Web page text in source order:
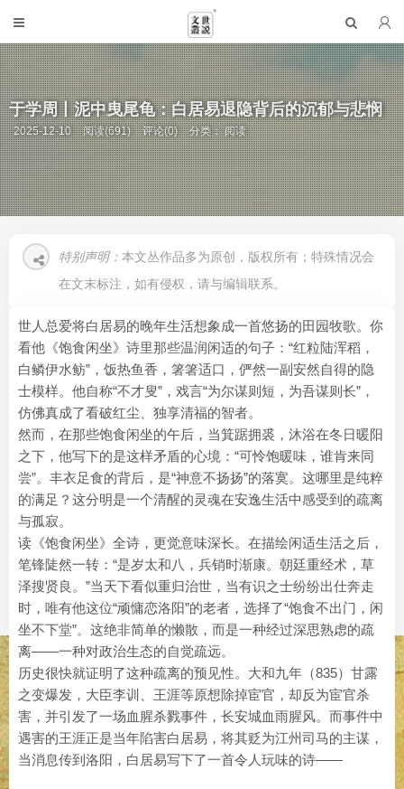
于学周丨泥中曳尾龟：白居易退隐背后的沉郁与悲悯
2025-12-10 阅读(691) 评论(0) 分类：阅读
特别声明： 本文丛作品多为原创，版权所有；特殊情况会
在文末标注，如有侵权，请与编辑联系。
世人总爱将白居易的晚年生活想象成一首悠扬的田园牧歌。你
看他《饱食闲坐》诗里那些温润闲适的句子：“红粒陆浑稻，
白鳞伊水鲂”，饭热鱼香，箸箸适口，俨然一副安然自得的隐
士模样。他自称“不才叟”，戏言“为尔谋则短，为吾谋则长”，
仿佛真成了看破红尘、独享清福的智者。
然而，在那些饱食闲坐的午后，当箕踞拥裘，沐浴在冬日暖阳
之下，他写下的是这样矛盾的心境：“可怜饱暖味，谁肯来同
尝”。丰衣足食的背后，是“神意不扬扬”的落寞。这哪里是纯粹
的满足？这分明是一个清醒的灵魂在安逸生活中感受到的疏离
与孤寂。
读《饱食闲坐》全诗，更觉意味深长。在描绘闲适生活之后，
笔锋陡然一转：“是岁太和八，兵销时渐康。朝廷重经术，草
泽搜贤良。”当天下看似重归治世，当有识之士纷纷出仕奔走
时，唯有他这位“顽慵恋洛阳”的老者，选择了“饱食不出门，闲
坐不下堂”。这绝非简单的懒散，而是一种经过深思熟虑的疏
离——一种对政治生态的自觉疏远。
历史很快就证明了这种疏离的预见性。大和九年（835）甘露
之变爆发，大臣李训、王涯等原想除掉宦官，却反为宦官杀
害，并引发了一场血腥杀戮事件，长安城血雨腥风。而事件中
遇害的王涯正是当年陷害白居易，将其贬为江州司马的主谋，
当消息传到洛阳，白居易写下了一首令人玩味的诗——